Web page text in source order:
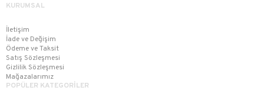
KURUMSAL
İletişim
İade ve Değişim
Ödeme ve Taksit
Satış Sözleşmesi
Gizlilik Sözleşmesi
Mağazalarımız
POPÜLER KATEGORİLER